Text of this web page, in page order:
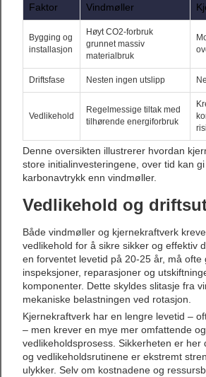
Faktor Vindmøller
Bygging og
installasjon
Høyt CO2-forbruk
grunnet massiv
materialbruk
Driftsfase Nesten ingen utslipp
Vedlikehold
Regelmessige tiltak med
tilhørende energiforbruk
Denne oversikten illustrerer hvordan
store initialinvesteringene, over tid kan
karbonavtrykk enn vindmøller.
Vedlikehold og
Både vindmøller og kjernekraftverk
vedlikehold for å sikre sikker og effektiv
en forventet levetid på 20-25 år, må ofte
inspeksjoner, reparasjoner og
komponenter. Dette skyldes slitasje fra
mekaniske belastningen ved rotasjon.
Kjernekraftverk har en lengre levetid –
– men krever en mye mer omfattende
vedlikeholdsprosess. Sikkerheten er her
og vedlikeholdsrutinene er ekstremt
ulykker. Selv om kostnadene og